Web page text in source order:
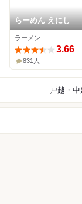
らーめん えにし
ラーメン
3.66
831人